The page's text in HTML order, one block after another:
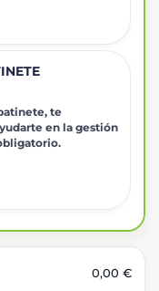
te
en la gestión
0,00 €